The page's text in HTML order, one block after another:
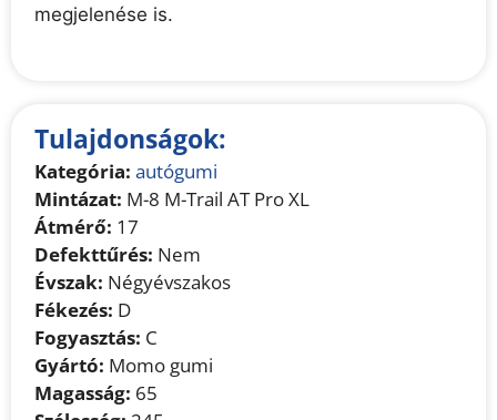
megjelenése is.
Tulajdonságok:
Kategória: autógumi
Mintázat: M-8 M-Trail AT Pro XL
Átmérő: 17
Defekttűrés: Nem
Évszak: Négyévszakos
Fékezés: D
Fogyasztás: C
Gyártó: Momo gumi
Magasság: 65